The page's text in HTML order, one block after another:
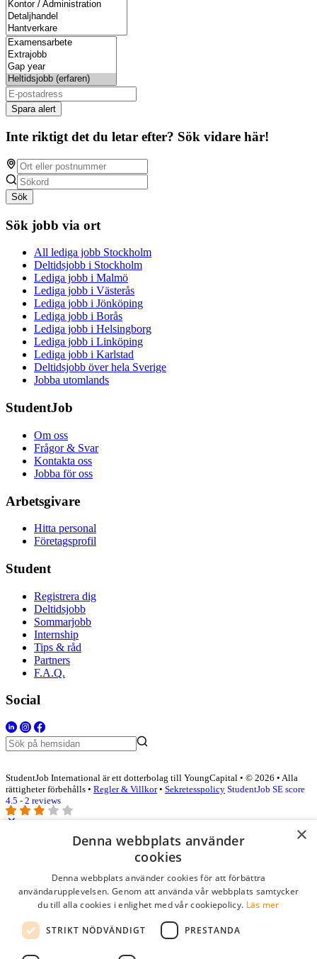
Spara alert
Inte riktigt det du letar efter? Sök vidare här!
Sök
Sök jobb via ort
All lediga jobb Stockholm
Deltidsjobb i Stockholm
Lediga jobb i Malmö
Lediga jobb i Västerås
Lediga jobb i Jönköping
Lediga jobb i Borås
Lediga jobb i Helsingborg
Lediga jobb i Linköping
Lediga jobb i Karlstad
Deltidsjobb över hela Sverige
Jobba utomlands
StudentJob
Om oss
Frågor & Svar
Kontakta oss
Jobba för oss
Arbetsgivare
Hitta personal
Företagsprofil
Student
Registrera dig
Deltidsjobb
Sommarjobb
Internship
Tips & råd
Partners
F.A.Q.
Social
StudentJob International är ett dotterbolag till YoungCapital • © 2026 • Alla
rättigheter förbehålls • Regler & Villkor• Sekretesspolicy StudentJob SE score
4.5 - 2 reviews
Logga in som företag
Lösenord
kom ihåg mig
×
Denna webbplats använder
cookies
Denna webbplats använder cookies för att förbättra
användarupplevelsen. Genom att använda vår webbplats samtycker
du till alla cookies i enlighet med vår cookiepolicy. Läs mer
STRIKT NÖDVÄNDIGT PRESTANDA